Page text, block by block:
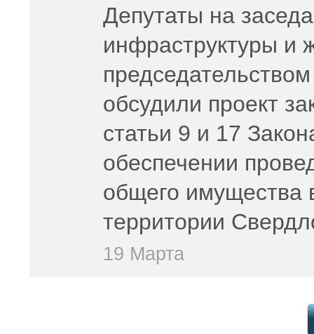
Депутаты на
инфраструктуры и
обсудили проект
статьи 9 и 17
обеспечении
общего имущества
территории
19 Марта